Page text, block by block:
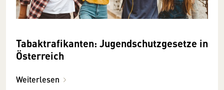
Tabaktrafikanten: Jugendschutz­gesetze in
Österreich
Weiterlesen